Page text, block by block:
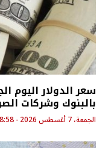
سعر الدولار اليوم
بالبنوك وشركات
الجمعة، 7 أغسطس 2026 - 8:58 ص